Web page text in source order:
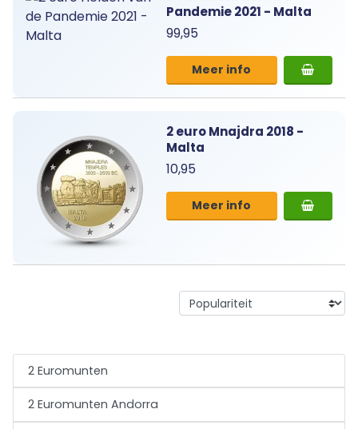
2 Euromunten
2 Euromunten Andorra
Pandemie 2021 - Malta
99,95
Meer info
2 euro Mnajdra 2018 -
Malta
10,95
Meer info